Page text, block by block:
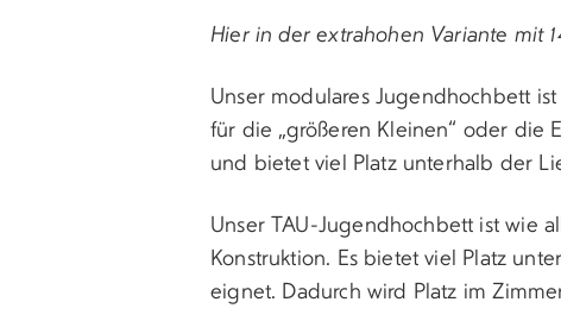
Hier in der extrahohen Variante mit
Unser modulares Jugendhochbett
für die „größeren Kleinen“ oder die
und bietet viel Platz unterhalb der
Unser TAU-Jugendhochbett ist wie
Konstruktion. Es bietet viel Platz
eignet. Dadurch wird Platz im